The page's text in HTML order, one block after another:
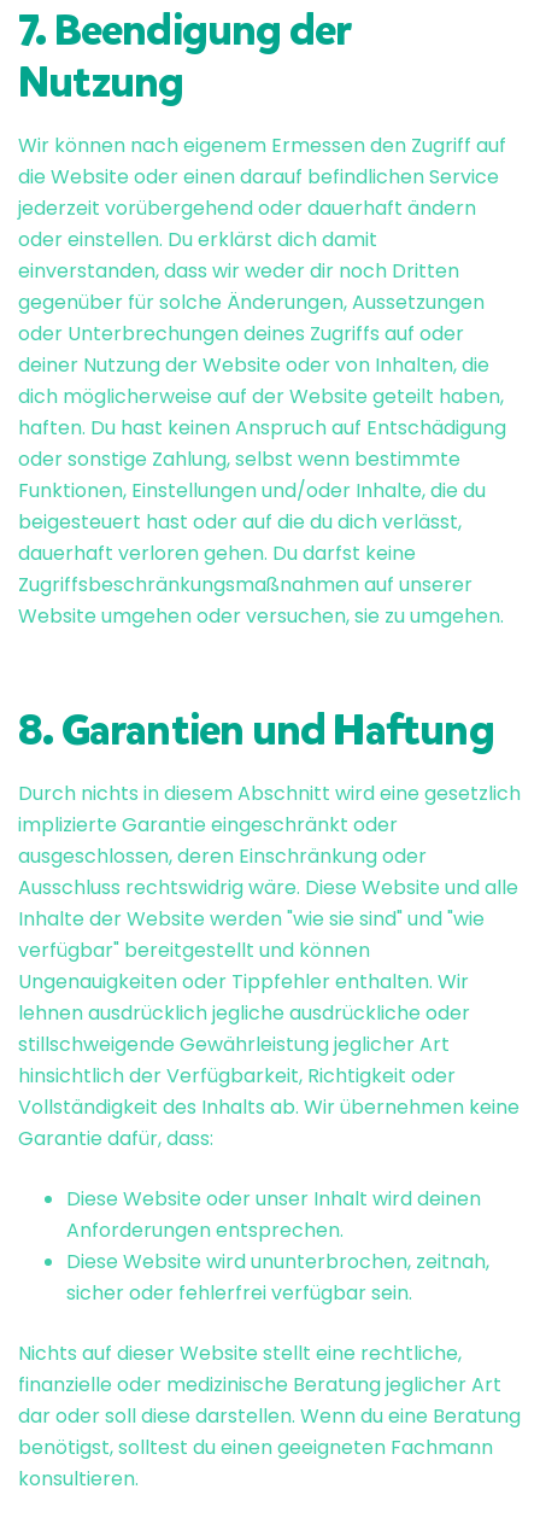
7. Beendigung der
Nutzung
Wir können nach eigenem Ermessen den Zugriff auf
die Website oder einen darauf befindlichen Service
jederzeit vorübergehend oder dauerhaft ändern
oder einstellen. Du erklärst dich damit
einverstanden, dass wir weder dir noch Dritten
gegenüber für solche Änderungen, Aussetzungen
oder Unterbrechungen deines Zugriffs auf oder
deiner Nutzung der Website oder von Inhalten, die
dich möglicherweise auf der Website geteilt haben,
haften. Du hast keinen Anspruch auf Entschädigung
oder sonstige Zahlung, selbst wenn bestimmte
Funktionen, Einstellungen und/oder Inhalte, die du
beigesteuert hast oder auf die du dich verlässt,
dauerhaft verloren gehen. Du darfst keine
Zugriffsbeschränkungsmaßnahmen auf unserer
Website umgehen oder versuchen, sie zu umgehen.
8. Garantien und Haftung
Durch nichts in diesem Abschnitt wird eine gesetzlich
implizierte Garantie eingeschränkt oder
ausgeschlossen, deren Einschränkung oder
Ausschluss rechtswidrig wäre. Diese Website und alle
Inhalte der Website werden "wie sie sind" und "wie
verfügbar" bereitgestellt und können
Ungenauigkeiten oder Tippfehler enthalten. Wir
lehnen ausdrücklich jegliche ausdrückliche oder
stillschweigende Gewährleistung jeglicher Art
hinsichtlich der Verfügbarkeit, Richtigkeit oder
Vollständigkeit des Inhalts ab. Wir übernehmen keine
Garantie dafür, dass:
Diese Website oder unser Inhalt wird deinen
Anforderungen entsprechen.
Diese Website wird ununterbrochen, zeitnah,
sicher oder fehlerfrei verfügbar sein.
Nichts auf dieser Website stellt eine rechtliche,
finanzielle oder medizinische Beratung jeglicher Art
dar oder soll diese darstellen. Wenn du eine Beratung
benötigst, solltest du einen geeigneten Fachmann
konsultieren.